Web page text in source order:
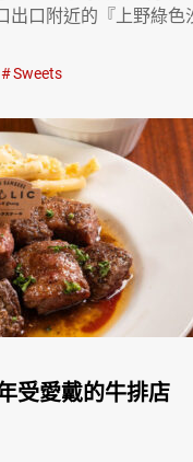
出口附近的『上野綠色
Sweets
受愛戴的牛排店